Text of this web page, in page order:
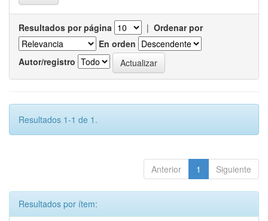
Resultados por página | Ordenar por
En orden
Autor/registro
Resultados 1-1 de 1.
Anterior 1 Siguiente
Resultados por ítem: